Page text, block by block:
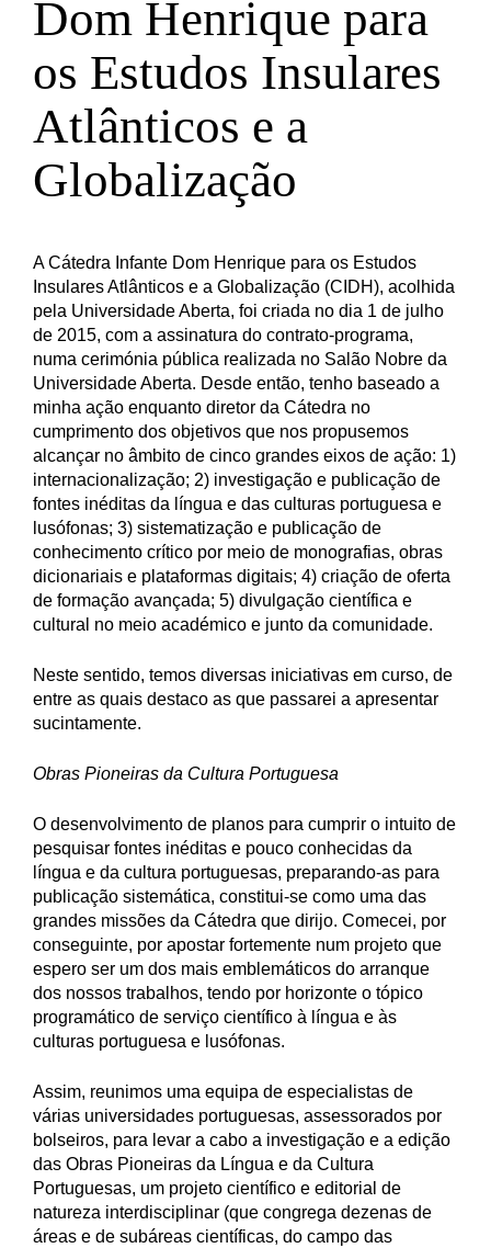
Dom Henrique para
os Estudos Insulares
Atlânticos e a
Globalização
A Cátedra Infante Dom Henrique para os Estudos
Insulares Atlânticos e a Globalização (CIDH), acolhida
pela Universidade Aberta, foi criada no dia 1 de julho
de 2015, com a assinatura do contrato-programa,
numa cerimónia pública realizada no Salão Nobre da
Universidade Aberta. Desde então, tenho baseado a
minha ação enquanto diretor da Cátedra no
cumprimento dos objetivos que nos propusemos
alcançar no âmbito de cinco grandes eixos de ação: 1)
internacionalização; 2) investigação e publicação de
fontes inéditas da língua e das culturas portuguesa e
lusófonas; 3) sistematização e publicação de
conhecimento crítico por meio de monografias, obras
dicionariais e plataformas digitais; 4) criação de oferta
de formação avançada; 5) divulgação científica e
cultural no meio académico e junto da comunidade.
Neste sentido, temos diversas iniciativas em curso, de
entre as quais destaco as que passarei a apresentar
sucintamente.
Obras Pioneiras da Cultura Portuguesa
O desenvolvimento de planos para cumprir o intuito de
pesquisar fontes inéditas e pouco conhecidas da
língua e da cultura portuguesas, preparando-as para
publicação sistemática, constitui-se como uma das
grandes missões da Cátedra que dirijo. Comecei, por
conseguinte, por apostar fortemente num projeto que
espero ser um dos mais emblemáticos do arranque
dos nossos trabalhos, tendo por horizonte o tópico
programático de serviço científico à língua e às
culturas portuguesa e lusófonas.
Assim, reunimos uma equipa de especialistas de
várias universidades portuguesas, assessorados por
bolseiros, para levar a cabo a investigação e a edição
das Obras Pioneiras da Língua e da Cultura
Portuguesas, um projeto científico e editorial de
natureza interdisciplinar (que congrega dezenas de
áreas e de subáreas científicas, do campo das